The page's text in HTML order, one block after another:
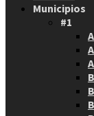
Municipios
#1